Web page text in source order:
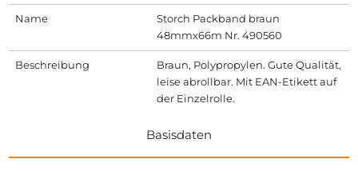
Name
Storch Packband braun
48mmx66m Nr. 490560
Beschreibung
Braun, Polypropylen. Gute Qualität,
leise abrollbar. Mit EAN-Etikett auf
der Einzelrolle.
Basisdaten